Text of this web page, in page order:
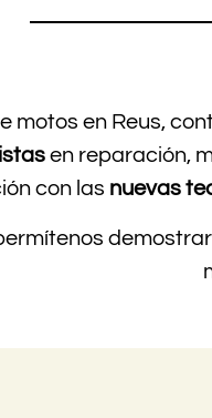
motos en Reus,
en reparación,
con las nuevas